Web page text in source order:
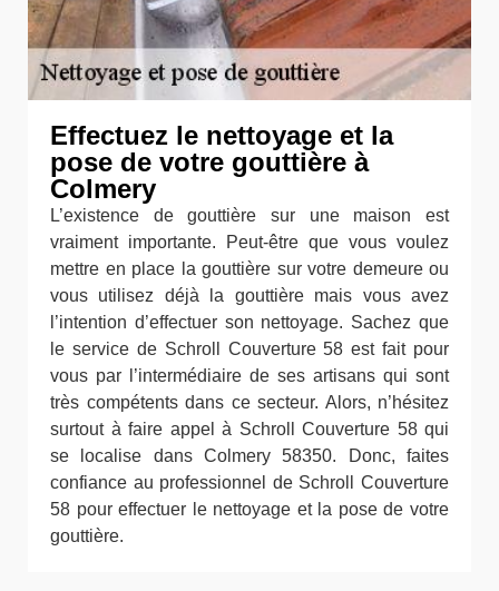
Effectuez le nettoyage et la
pose de votre gouttière à
Colmery
L’existence de gouttière sur une maison est
vraiment importante. Peut-être que vous voulez
mettre en place la gouttière sur votre demeure ou
vous utilisez déjà la gouttière mais vous avez
l’intention d’effectuer son nettoyage. Sachez que
le service de Schroll Couverture 58 est fait pour
vous par l’intermédiaire de ses artisans qui sont
très compétents dans ce secteur. Alors, n’hésitez
surtout à faire appel à Schroll Couverture 58 qui
se localise dans Colmery 58350. Donc, faites
confiance au professionnel de Schroll Couverture
58 pour effectuer le nettoyage et la pose de votre
gouttière.